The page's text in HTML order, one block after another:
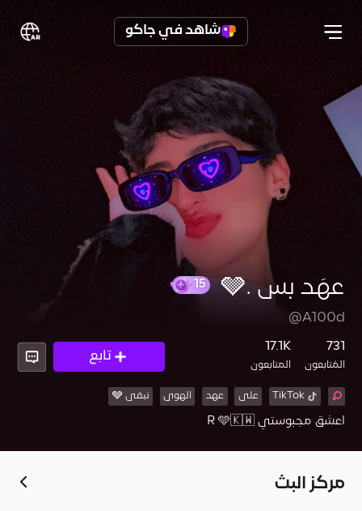
شاهد في جاكو
عهَد بس .🩶
@A100d
731
المُتابعون
17.1K
المتابعون
تابع
TikTok على عهد الهوى نبقى 🩶
اعشق مجبوستي R 🩵🇰🇼
مركز البث